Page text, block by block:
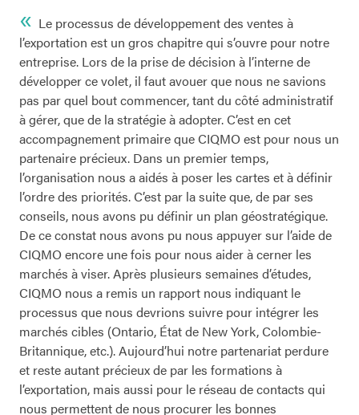
« Le processus de développement des ventes à
l’exportation est un gros chapitre qui s’ouvre pour notre
entreprise. Lors de la prise de décision à l’interne de
développer ce volet, il faut avouer que nous ne savions
pas par quel bout commencer, tant du côté administratif
à gérer, que de la stratégie à adopter. C’est en cet
accompagnement primaire que CIQMO est pour nous un
partenaire précieux. Dans un premier temps,
l’organisation nous a aidés à poser les cartes et à définir
l’ordre des priorités. C’est par la suite que, de par ses
conseils, nous avons pu définir un plan géostratégique.
De ce constat nous avons pu nous appuyer sur l’aide de
CIQMO encore une fois pour nous aider à cerner les
marchés à viser. Après plusieurs semaines d’études,
CIQMO nous a remis un rapport nous indiquant le
processus que nous devrions suivre pour intégrer les
marchés cibles (Ontario, État de New York, Colombie-
Britannique, etc.). Aujourd’hui notre partenariat perdure
et reste autant précieux de par les formations à
l’exportation, mais aussi pour le réseau de contacts qui
nous permettent de nous procurer les bonnes